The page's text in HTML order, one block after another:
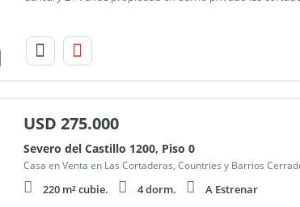
USD 275.000
Severo del Castillo 1200, Piso 0
Casa en Venta en Las Cortaderas, Countries y Barrios
220 m² cubie. 4 dorm. A Estrenar